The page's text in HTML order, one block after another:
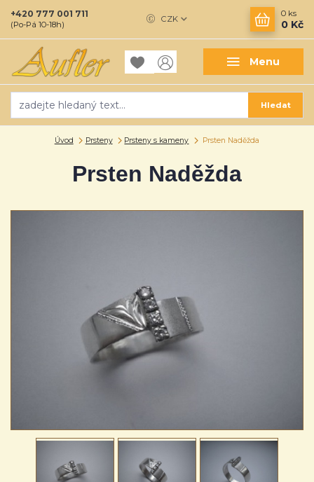
Menu
CZK
Hledat
+420 777 001 711
(Po-Pá 10-18h)
0 ks
0 Kč
Úvod Prsteny Prsteny s kameny Prsten Naděžda
Prsten Naděžda